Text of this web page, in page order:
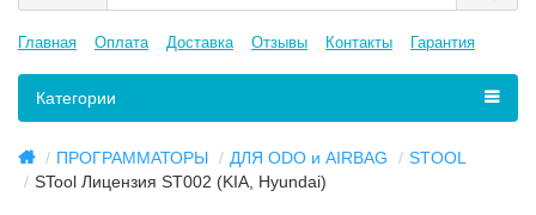
Главная Оплата Доставка Отзывы Контакты Гарантия
Категории
ПРОГРАММАТОРЫ ДЛЯ ODO и AIRBAG
STOOL
STool Лицензия ST002 (KIA, Hyundai)